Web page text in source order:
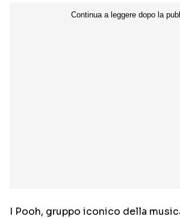
I Pooh, gruppo iconico della